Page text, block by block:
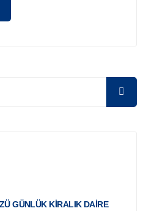
GÜNLÜK KIRALIK DAIRE